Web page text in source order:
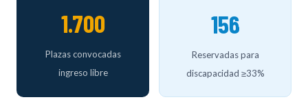
1.700
Plazas convocadas
ingreso libre
156
Reservadas para
discapacidad ≥33%